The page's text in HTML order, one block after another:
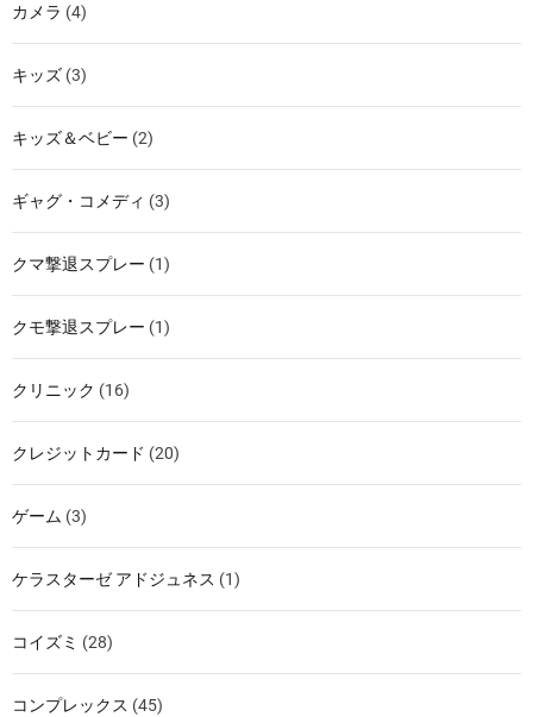
カメラ (4)
キッズ (3)
キッズ＆ベビー (2)
ギャグ・コメディ (3)
クマ撃退スプレー (1)
クモ撃退スプレー (1)
クリニック (16)
クレジットカード (20)
ゲーム (3)
ケラスターゼ アドジュネス (1)
コイズミ (28)
コンプレックス (45)